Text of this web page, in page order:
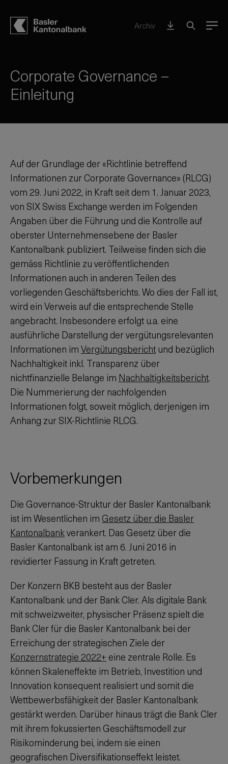
Archiv Menu
Corporate Governance –
Einleitung
Auf der Grundlage der «Richtlinie betreffend
Informationen zur Corporate Governance» (RLCG)
vom 29. Juni 2022, in Kraft seit dem 1. Januar 2023,
von SIX Swiss Exchange werden im Folgenden
Angaben über die Führung und die Kontrolle auf
oberster Unternehmensebene der Basler
Kantonalbank publiziert. Teilweise finden sich die
gemäss Richtlinie zu veröffentlichenden
Informationen auch in anderen Teilen des
vorliegenden Geschäftsberichts. Wo dies der Fall ist,
wird ein Verweis auf die entsprechende Stelle
angebracht. Insbesondere erfolgt u.a. eine
ausführliche Darstellung der vergütungsrelevanten
Informationen imVergütungsbericht und bezüglich
Nachhaltigkeit inkl. Transparenz über
nichtfinanzielle Belange im Nachhaltigkeitsbericht.
Die Nummerierung der nachfolgenden
Informationen folgt, soweit möglich, derjenigen im
Anhang zur SIX-Richtlinie RLCG.
Vorbemerkungen
Die Governance-Struktur der Basler Kantonalbank
ist im Wesentlichen im Gesetz über die Basler
Kantonalbankverankert. Das Gesetz über die
Basler Kantonalbank ist am 6. Juni 2016 in
revidierter Fassung in Kraft getreten.
Der Konzern BKB besteht aus der Basler
Kantonalbank und der Bank Cler. Als digitale Bank
mit schweizweiter, physischer Präsenz spielt die
Bank Cler für die Basler Kantonalbank bei der
Erreichung der strategischen Ziele der
Konzernstrategie 2022+ eine zentrale Rolle. Es
können Skaleneffekte im Betrieb, Investition und
Innovation konsequent realisiert und somit die
Wettbewerbsfähigkeit der Basler Kantonalbank
gestärkt werden. Darüber hinaus trägt die Bank Cler
mit ihrem fokussierten Geschäftsmodell zur
Risikominderung bei, indem sie einen
geografischen Diversifikationseffekt leistet.